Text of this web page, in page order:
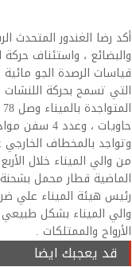
أكد رضا الغندور المتحدث
والبضائع ، واستئناف
قياسات الرصدة الجو
التي تسمح بحركة
من والي الميناء خلال
رئيس هيئة الميناء علي
والي الميناء بشكل
الأرواح والممتلكات .
قد يعجبك ايضا